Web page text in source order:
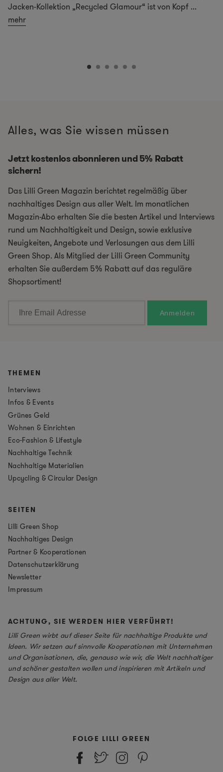
Jacken-Kollektion „Recycled Glamour“ ist von Kopf ...
mehr
Alles, was Sie wissen müssen
Jetzt kostenlos abonnieren und 5% Rabatt
sichern!
Das Lilli Green Magazin berichtet regelmäßig über
nachhaltiges Design aus aller Welt. Im monatlichen
Magazin-Abo erhalten Sie die besten Artikel und Interviews
rund um Nachhaltigkeit und Design, sowie exklusive
Neuigkeiten, Angebote und Verlosungen aus dem Lilli
Green Shop. Als Mitglied der Lilli Green Community
erhalten Sie außerdem 5% Rabatt auf das reguläre
Shopsortiment!
THEMEN
Interviews
Infos & Events
Grünes Geld
Wohnen & Einrichten
Eco-Fashion & Lifestyle
Nachhaltige Technik
Nachhaltige Materialien
Upcycling & Circular Design
SEITEN
Lilli Green Shop
Nachhaltiges Design
Partner & Kooperationen
Datenschutzerklärung
Newsletter
Impressum
ACHTUNG, SIE WERDEN HIER VERFÜHRT!
Lilli Green wirbt auf dieser Seite für nachhaltige Produkte und
Ideen. Wir setzen auf sinnvolle Kooperationen mit Unternehmen
und Organisationen, die, genauso wie wir, die Welt nachhaltiger
und schöner gestalten wollen und inspirieren mit Artikeln und
Design aus aller Welt.
FOLGE LILLI GREEN